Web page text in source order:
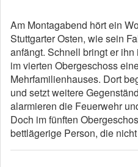
Am Montagabend hört ein
Stuttgarter Osten, wie sein
anfängt. Schnell bringt er
im vierten Obergeschoss
Mehrfamilienhauses. Dort
und setzt weitere
alarmieren die Feuerwehr
Doch im fünften
bettlägerige Person, die